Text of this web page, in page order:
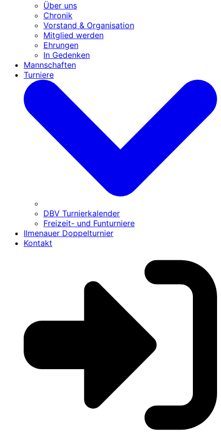
Über uns
Chronik
Vorstand & Organisation
Mitglied werden
Ehrungen
In Gedenken
Mannschaften
Turniere
DBV Turnierkalender
Freizeit- und Funturniere
Ilmenauer Doppelturnier
Kontakt